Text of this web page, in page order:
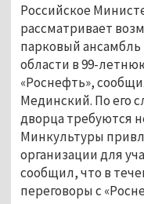
Российское
рассматривает
парковый
области в 99-
«Роснефть»,
Мединский. По его
дворца требуются
Минкультуры
организации для
сообщил, что в
переговоры с